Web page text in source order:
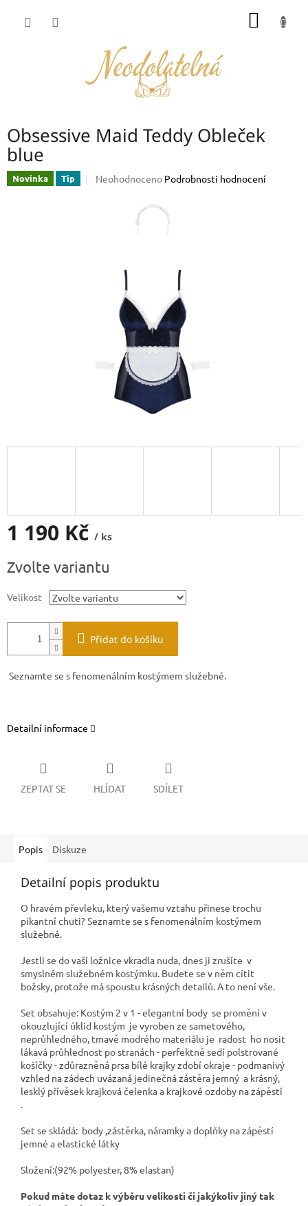
Obsessive Maid Teddy Obleček
blue
Novinka Tip
Průměrné
hvězdiček.
Neohodnoceno Podrobnosti hodnocení
1 190 Kč / ks
cena:
Zvolte variantu
Velikost
Přidat do košíku
Seznamte se s fenomenálním kostýmem služebné.
Detailní informace
ZEPTAT SE HLÍDAT SDÍLET
Popis Diskuze
Detailní popis produktu
O hravém převleku, který vašemu vztahu přinese trochu
pikantní chuti? Seznamte se s fenomenálním kostýmem
služebné.
Jestli se do vaší ložnice vkradla nuda, dnes ji zrušíte v
smyslném služebném kostýmku. Budete se v něm cítit
božsky, protože má spoustu krásných detailů. A to není vše.
Set obsahuje: Kostým 2 v 1 - elegantní body se promění v
okouzlující úklid kostým je vyroben ze sametového,
neprůhledného, ​​tmavě modrého materiálu je radost ho nosit
lákavá průhlednost po stranách - perfektně sedí polstrované
košíčky - zdůrazněná prsa bílé krajky zdobí okraje - podmanivý
vzhled na zádech uvázaná jedinečná zástěra jemný a krásný,
lesklý přívěsek krajková čelenka a krajkové ozdoby na zápěstí
.
Set se skládá: body ,zástěrka, náramky a doplňky na zápěstí
jemné a elastické látky
Složení:(92% polyester, 8% elastan)
Pokud máte dotaz k výběru velikosti či jakýkoliv jiný tak